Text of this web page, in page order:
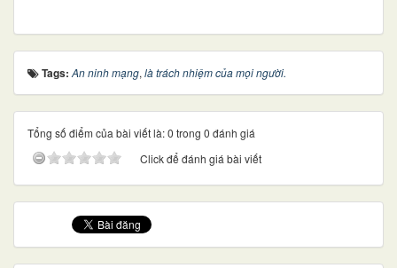
Tags:An ninh mạng, là trách nhiệm của mọi người.
Tổng số điểm của bài viết là: 0 trong 0 đánh giá
Click để đánh giá bài viết